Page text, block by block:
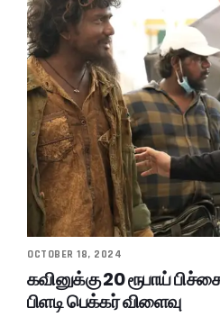
OCTOBER 18, 2024
கவினுக்கு 20 ரூபாய்
பிளடி பெக்கர் விளைவு